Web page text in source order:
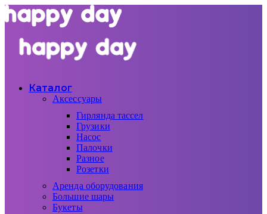
Каталог
Аксессуары
Гирлянда тассел
Грузики
Насос
Палочки
Разное
Розетки
Аренда оборудования
Большие шары
Букеты